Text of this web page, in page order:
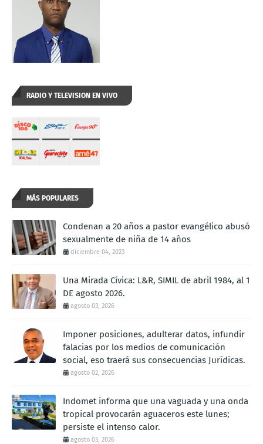
RADIO Y TELEVISION EN VIVO
MÁS POPULARES
Condenan a 20 años a pastor evangélico abusó
sexualmente de niña de 14 años
diciembre 04, 2023
Una Mirada Cívica: L&R, SIMIL de abril 1984, al 1
DE agosto 2026.
agosto 03, 2026
Imponer posiciones, adulterar datos, infundir
falacias por los medios de comunicación
social, eso traerá sus consecuencias Jurídicas.
agosto 02, 2026
Indomet informa que una vaguada y una onda
tropical provocarán aguaceros este lunes;
persiste el intenso calor.
agosto 03, 2026